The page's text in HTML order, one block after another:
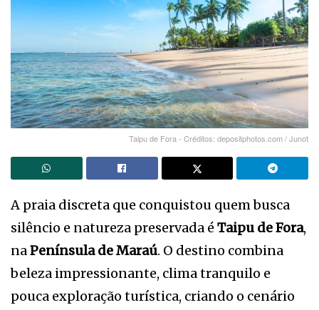
Taipu de Fora - Créditos: depositphotos.com / Junot
A praia discreta que conquistou quem busca
silêncio e natureza preservada é Taipu de Fora,
naPenínsula de Maraú. O destino combina
beleza impressionante, clima tranquilo e
pouca exploração turística, criando o cenário